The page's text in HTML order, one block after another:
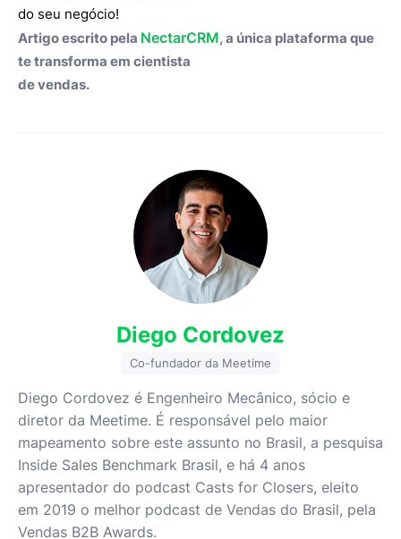
do seu negócio!
Artigo escrito pela NectarCRM, a única plataforma que
te transforma em cientista
de vendas.
Diego Cordovez
Co-fundador da Meetime
Diego Cordovez é Engenheiro Mecânico, sócio e
diretor da Meetime. É responsável pelo maior
mapeamento sobre este assunto no Brasil, a pesquisa
Inside Sales Benchmark Brasil, e há 4 anos
apresentador do podcast Casts for Closers, eleito
em 2019 o melhor podcast de Vendas do Brasil, pela
Vendas B2B Awards.